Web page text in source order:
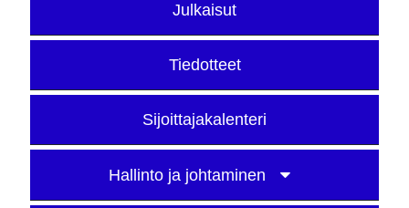
Julkaisut
Tiedotteet
Sijoittajakalenteri
Hallinto ja johtaminen